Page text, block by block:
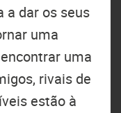
a dar os seus
uma
uma
rivais de
estão à